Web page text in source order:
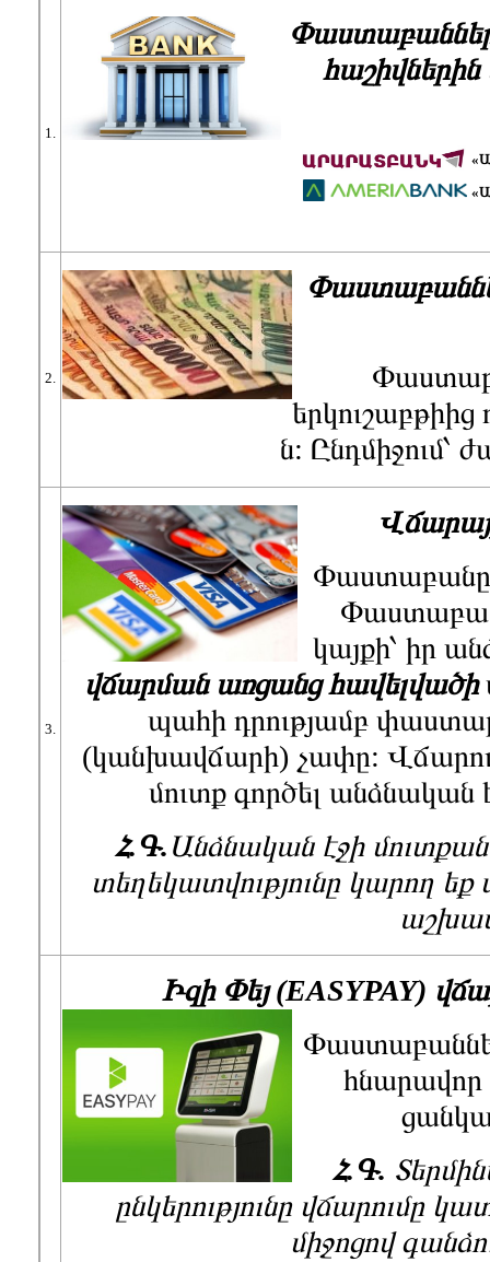
1.
2.
ն: Ընդմիջում՝
3.
Փաստաբանը
կայքի՝ իր
վճարման առցանց հավելվածի
պահի դրությամբ
(կանխավճարի) չափը:
մուտք գործել անձնական
Հ.Գ.Անձնական էջի
տեղեկատվությունը կարող
Իզի Փեյ (EASYPAY)
Հ.Գ.
ընկերությունը վճարումը
միջոցով